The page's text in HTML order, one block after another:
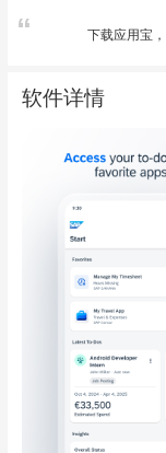
下载应用宝
软件详情